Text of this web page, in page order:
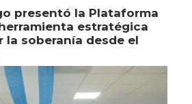
presentó la Plataforma
estratégica
la soberanía desde el